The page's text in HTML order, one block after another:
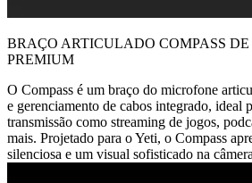
BRAÇO ARTICULADO COMPASS
PREMIUM
O Compass é um braço do microfone
e gerenciamento de cabos integrado, ideal
transmissão como streaming de jogos,
mais. Projetado para o Yeti, o Compass
silenciosa e um visual sofisticado na